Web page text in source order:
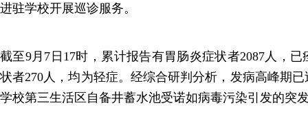
进驻学校开展巡诊服务。
截至9月7日17时，累计报告有胃肠炎症状者2087人，
状者270人，均为轻症。经综合研判分析，发病高峰期
学校第三生活区自备井蓄水池受诺如病毒污染引发的突